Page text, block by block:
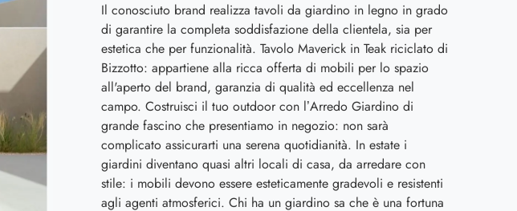
Il conosciuto brand realizza tavoli da giardino in legno in grado
di garantire la completa soddisfazione della clientela, sia per
estetica che per funzionalità. Tavolo Maverick in Teak riciclato di
Bizzotto: appartiene alla ricca offerta di mobili per lo spazio
all'aperto del brand, garanzia di qualità ed eccellenza nel
campo. Costruisci il tuo outdoor con l’Arredo Giardino di
grande fascino che presentiamo in negozio: non sarà
complicato assicurarti una serena quotidianità. In estate i
giardini diventano quasi altri locali di casa, da arredare con
stile: i mobili devono essere esteticamente gradevoli e resistenti
agli agenti atmosferici. Chi ha un giardino sa che è una fortuna